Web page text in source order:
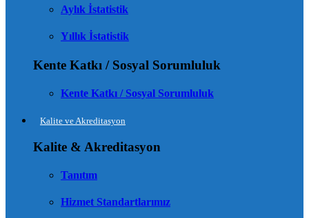
Aylık İstatistik
Yıllık İstatistik
Kente Katkı / Sosyal Sorumluluk
Kente Katkı / Sosyal Sorumluluk
Kalite ve Akreditasyon
Kalite & Akreditasyon
Tanıtım
Hizmet Standartlarımız